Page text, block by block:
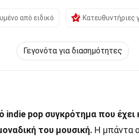
από ειδικό Κατευθυντήριες
Γεγονότα για διασημότητες
indie pop συγκρότημα που
του μουσική. Η μπάντα